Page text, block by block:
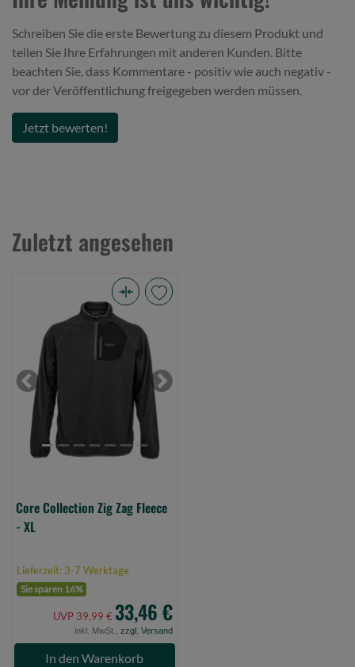
Schreiben Sie die erste Bewertung zu diesem Produkt und
teilen Sie Ihre Erfahrungen mit anderen Kunden. Bitte
beachten Sie, dass Kommentare - positiv wie auch negativ -
vor der Veröffentlichung freigegeben werden müssen.
Jetzt bewerten!
Zuletzt angesehen
Collection
Zag
Fleece
(Bild
Previous Next
Core Collection Zig Zag Fleece
- XL
Lieferzeit: 3-7 Werktage
Sie sparen 16%
UVP 39,99 € 33,46 €
inkl. MwSt., zzgl. Versand
In den Warenkorb